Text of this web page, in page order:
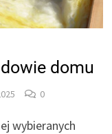
domu
0
wybieranych